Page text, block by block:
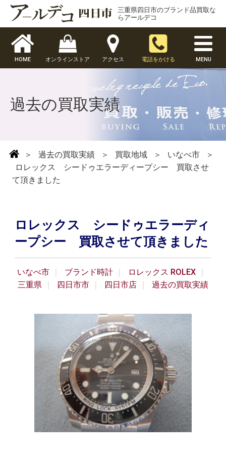
三重県四日市のブランド品買取な
らアールデコ
HOME オンラインストア アクセス 電話をかける MENU
過去の買取実績
＞ 過去の買取実績 ＞ 買取地域 ＞ いなべ市
＞
ロレックス シードゥエラーディープシー 買取させ
て頂きました
ロレックス シードゥエラーディ
ープシー 買取させて頂きました
いなべ市 ブランド時計
ロレックス ROLEX
三重県
四日市市 四日市店 過去の買取実績